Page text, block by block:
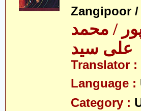
Zangipoor /
/ محمد
علی سید
Translator :
Language :
Category :